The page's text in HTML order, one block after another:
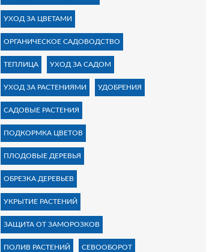
УХОД ЗА ЦВЕТАМИ
ОРГАНИЧЕСКОЕ САДОВОДСТВО
ТЕПЛИЦА УХОД ЗА САДОМ
УХОД ЗА РАСТЕНИЯМИ УДОБРЕНИЯ
САДОВЫЕ РАСТЕНИЯ
ПОДКОРМКА ЦВЕТОВ
ПЛОДОВЫЕ ДЕРЕВЬЯ
ОБРЕЗКА ДЕРЕВЬЕВ
УКРЫТИЕ РАСТЕНИЙ
ЗАЩИТА ОТ ЗАМОРОЗКОВ
ПОЛИВ РАСТЕНИЙ СЕВООБОРОТ